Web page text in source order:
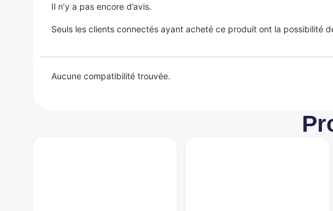
Il n’y a pas encore d’avis.
Seuls les clients connectés ayant acheté ce produit ont la possibilité
Aucune compatibilité trouvée.